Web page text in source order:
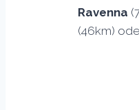
Ravenna
(46km)